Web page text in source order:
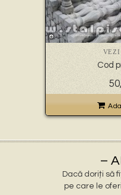
VEZI
Cod
–
Dacă doriți să
pe care le